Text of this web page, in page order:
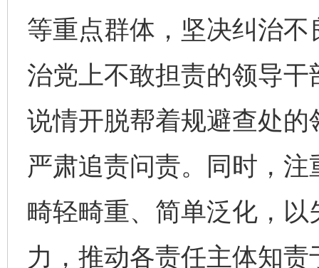
等重点群体，坚决纠治
治党上不敢担责的领导干
说情开脱帮着规避查处
严肃追责问责。同时，
畸轻畸重、简单泛化，
力，推动各责任主体知